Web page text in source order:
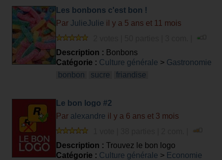
Les bonbons c'est bon !
Par JulieJulie il y a 5 ans et 11 mois
Description : Bonbons
Catégorie : Culture générale > Gastronomie
bonbon
sucre friandise
Le bon logo #2
Par alexandre il y a 6 ans et 3 mois
Description : Trouvez le bon logo
Catégorie : Culture générale > Economie